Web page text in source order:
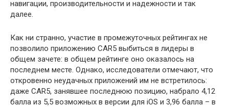
навигации, производительности и надежности и так
далее.
Как ни странно, участие в промежуточных рейтингах не
позволило приложению CAR5 выбиться в лидеры в
общем зачете: в общем рейтинге оно оказалось на
последнем месте. Однако, исследователи отмечают, что
откровенно неудачных приложений им не встретилось:
даже CAR5, занявшее последнюю позицию, набрало 4,12
балла из 5,5 возможных в версии для iOS и 3,96 балла – в